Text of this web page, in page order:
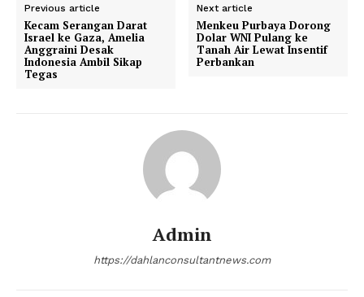
Previous article
Kecam Serangan Darat
Israel ke Gaza, Amelia
Anggraini Desak
Indonesia Ambil Sikap
Tegas
Next article
Menkeu Purbaya Dorong
Dolar WNI Pulang ke
Tanah Air Lewat Insentif
Perbankan
Admin
https://dahlanconsultantnews.com